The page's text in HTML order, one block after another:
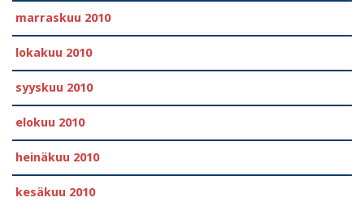
marraskuu 2010
lokakuu 2010
syyskuu 2010
elokuu 2010
heinäkuu 2010
kesäkuu 2010